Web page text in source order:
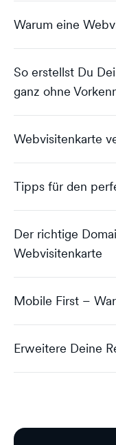
Warum eine
So erstellst Du
ganz ohne
Webvisitenkarte
Tipps für den
Der richtige
Webvisitenkarte
Mobile First –
Erweitere Deine